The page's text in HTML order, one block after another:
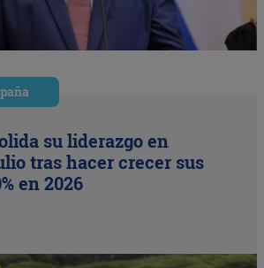
su liderazgo en
tras hacer crecer sus
en 2026